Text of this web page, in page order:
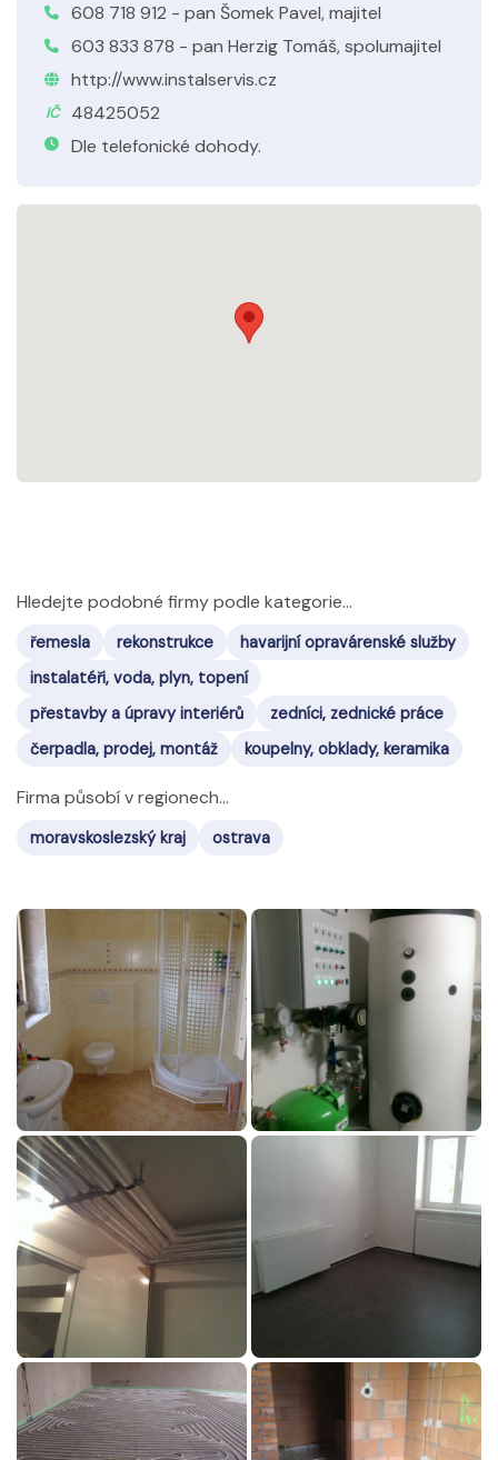
608 718 912 - pan Šomek Pavel, majitel
603 833 878 - pan Herzig Tomáš, spolumajitel
http://www.instalservis.cz
IČ
48425052
Dle telefonické dohody.
Hledejte podobné firmy podle kategorie...
řemesla rekonstrukce
havarijní opravárenské služby
instalatéři, voda, plyn, topení
přestavby a úpravy interiérů
zedníci, zednické práce
čerpadla, prodej, montáž
koupelny, obklady, keramika
Firma působí v regionech...
moravskoslezský kraj ostrava